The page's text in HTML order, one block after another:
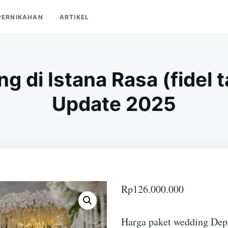
ARTIKEL
di Istana Rasa (fidel
Update 2025
Rp126.000.000
Harga paket wedding